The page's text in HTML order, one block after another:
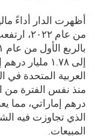
أظهرت الدار أداءً
إلى ۱.۷۸
درهم إماراتي، مما
المبيعات.